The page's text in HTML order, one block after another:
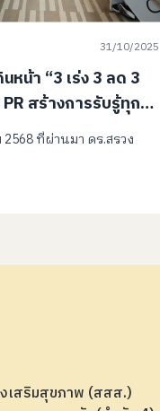
31/10/2025
หน้า “3 เร่ง 3 ลด 3
สร้างการรับรู้ทุก
หญ่ปี 69
เจาะลึกสมอง
ที่ผ่านมา ดร.สรวง
เสริมสุขภาพ (สสส.)